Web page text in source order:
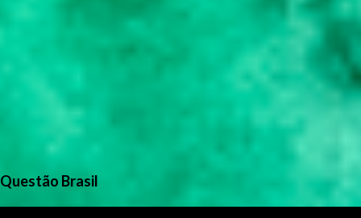
Questão Brasil